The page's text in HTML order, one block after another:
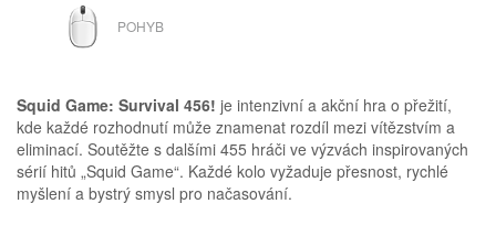
MYŠ
POHYB
Squid Game: Survival 456! je intenzivní a akční hra o přežití,
kde každé rozhodnutí může znamenat rozdíl mezi vítězstvím a
eliminací. Soutěžte s dalšími 455 hráči ve výzvách inspirovaných
sérií hitů „Squid Game“. Každé kolo vyžaduje přesnost, rychlé
myšlení a bystrý smysl pro načasování.